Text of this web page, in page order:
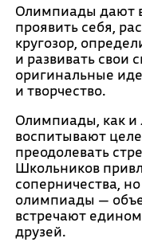
Олимпиады дают
проявить себя,
кругозор,
и развивать свои
оригинальные
и творчество.
Олимпиады, как и
воспитывают
преодолевать
Школьников
соперничества,
олимпиады —
встречают
друзей.